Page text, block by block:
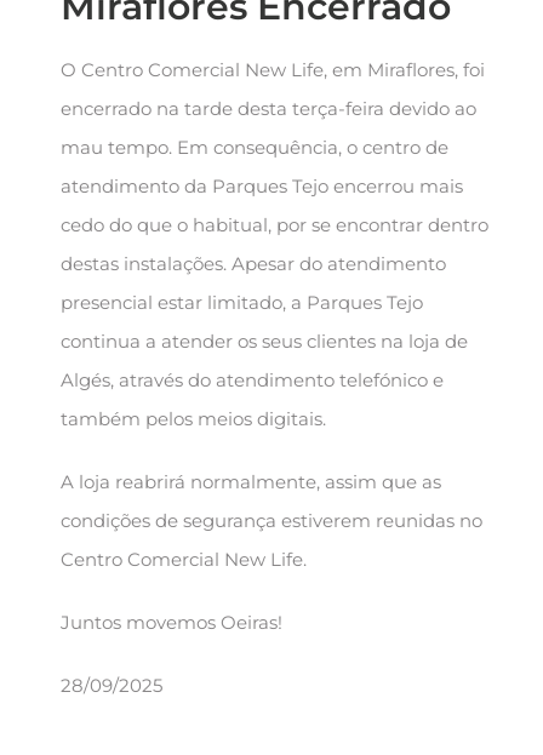
O Centro Comercial New Life, em Miraflores, foi
encerrado na tarde desta terça-feira devido ao
mau tempo. Em consequência, o centro de
atendimento da Parques Tejo encerrou mais
cedo do que o habitual, por se encontrar dentro
destas instalações. Apesar do atendimento
presencial estar limitado, a Parques Tejo
continua a atender os seus clientes na loja de
Algés, através do atendimento telefónico e
também pelos meios digitais.
A loja reabrirá normalmente, assim que as
condições de segurança estiverem reunidas no
Centro Comercial New Life.
Juntos movemos Oeiras!
28/09/2025